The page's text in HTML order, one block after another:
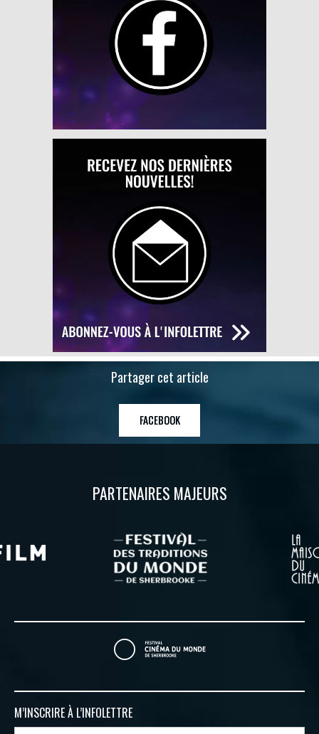
Partager cet article
FACEBOOK
PARTENAIRES MAJEURS
M’INSCRIRE À L’INFOLETTRE